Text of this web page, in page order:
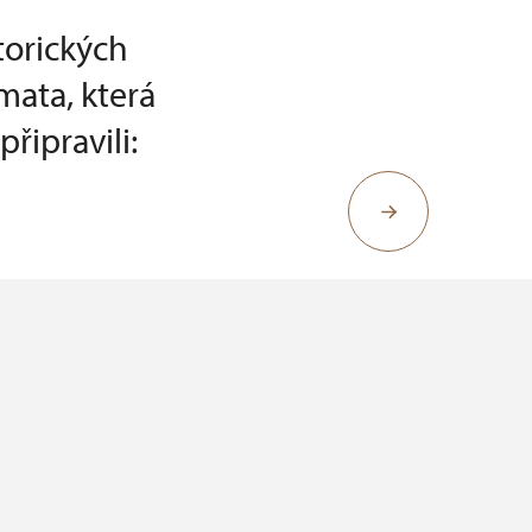
která